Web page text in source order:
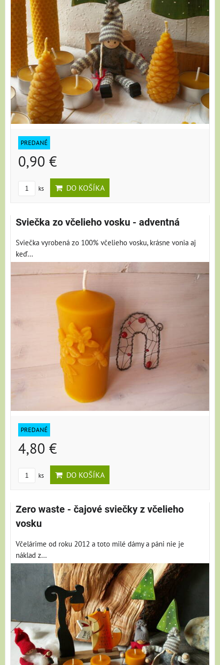
PREDANÉ
0,90 €
ks DO KOŠÍKA
Sviečka zo včelieho vosku - adventná
Sviečka vyrobená zo 100% včelieho vosku, krásne vonia aj
keď...
PREDANÉ
4,80 €
ks DO KOŠÍKA
Zero waste - čajové sviečky z včelieho
vosku
Včelárime od roku 2012 a toto milé dámy a páni nie je
náklad z...